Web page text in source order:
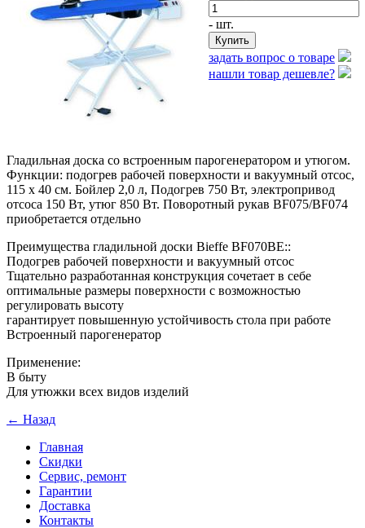
- шт.
задать вопрос о товаре
нашли товар дешевле?
Гладильная доска со встроенным парогенератором и утюгом.
Функции: подогрев рабочей поверхности и вакуумный отсос,
115 х 40 см. Бойлер 2,0 л, Подогрев 750 Вт, электропривод
отсоса 150 Вт, утюг 850 Вт. Поворотный рукав BF075/BF074
приобретается отдельно
Преимущества гладильной доски Bieffe BF070BE::
Подогрев рабочей поверхности и вакуумный отсос
Тщательно разработанная конструкция сочетает в себе
оптимальные размеры поверхности с возможностью
регулировать высоту
гарантирует повышенную устойчивость стола при работе
Встроенный парогенератор
Применение:
В быту
Для утюжки всех видов изделий
← Назад
Главная
Скидки
Сервис, ремонт
Гарантии
Доставка
Контакты